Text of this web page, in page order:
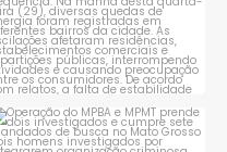
Operação do MPBA e MPMT
prende dois investigados e...